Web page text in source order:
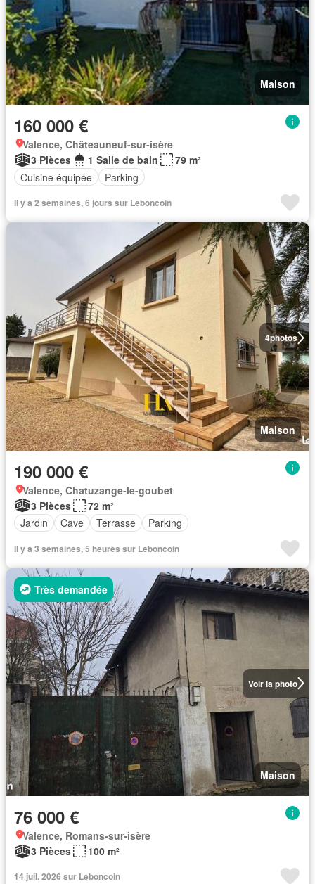
Maison
160 000 €
Valence, Châteauneuf-sur-isère
3 Pièces
1 Salle de bain
79 m²
Cuisine équipée
Parking
Il y a 2 semaines, 6 jours sur Leboncoin
4photos
Maison
190 000 €
Valence, Chatuzange-le-goubet
3 Pièces
72 m²
Jardin
Cave Terrasse Parking
Il y a 3 semaines, 5 heures sur Leboncoin
Voir la photo
Très demandée
Maison
76 000 €
Valence, Romans-sur-isère
3 Pièces
100 m²
14 juil. 2026 sur Leboncoin